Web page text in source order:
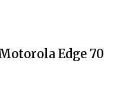
Motorola Edge 70